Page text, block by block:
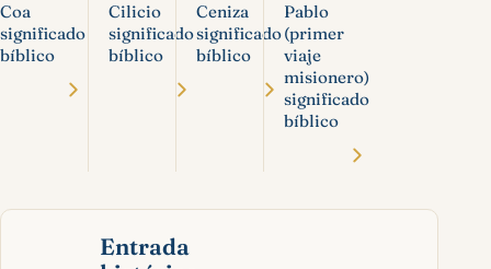
Coa
significado
bíblico
Cilicio
significado
bíblico
Ceniza
significado
bíblico
Pablo
(primer
viaje
misionero)
significado
bíblico
Entrada